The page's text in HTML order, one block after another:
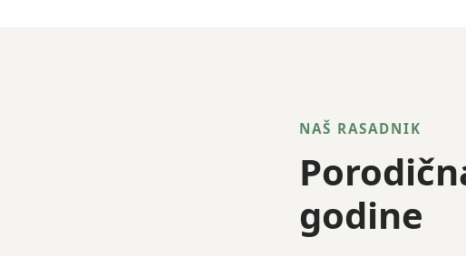
NAŠ RASADNIK
godine